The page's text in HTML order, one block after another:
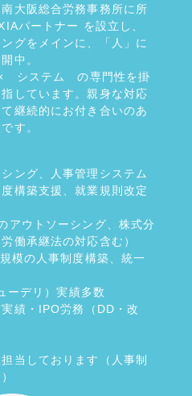
大阪総合労務事務所に所
パートナー を設立し、
グをメインに、「人」に
中。
ステム の専門性を掛
しています。親身な対応
継続的にお付き合いのあ
す。
ング、人事管理システム
構築支援、就業規則改定
アウトソーシング、株式分
働承継法の対応含む）
模の人事制度構築、統一
ーデリ）実績多数
績・IPO労務（DD・改
当しております（人事制